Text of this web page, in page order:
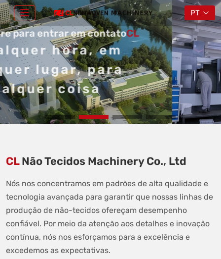
PT
Sinta-se livre para
A
qualquer
CLNão Tecidos Machinery Co., Ltd
Nós nos concentramos em padrões de alta qualidade e
tecnologia avançada para garantir que nossas linhas de
produção de não-tecidos ofereçam desempenho
confiável. Por meio da atenção aos detalhes e inovação
contínua, nós nos esforçamos para a excelência e
excedemos as expectativas.